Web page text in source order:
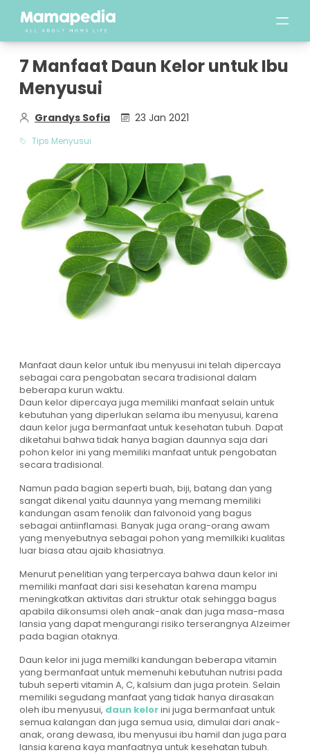
7 Manfaat Daun Kelor untuk Ibu
Menyusui
Grandys Sofia 23 Jan 2021
Tips Menyusui
Manfaat daun kelor untuk ibu menyusui ini telah dipercaya
sebagai cara pengobatan secara tradisional dalam
beberapa kurun waktu.
Daun kelor dipercaya juga memiliki manfaat selain untuk
kebutuhan yang diperlukan selama ibu menyusui, karena
daun kelor juga bermanfaat untuk kesehatan tubuh. Dapat
diketahui bahwa tidak hanya bagian daunnya saja dari
pohon kelor ini yang memiliki manfaat untuk pengobatan
secara tradisional.
Namun pada bagian seperti buah, biji, batang dan yang
sangat dikenal yaitu daunnya yang memang memiliki
kandungan asam fenolik dan falvonoid yang bagus
sebagai antiinflamasi. Banyak juga orang-orang awam
yang menyebutnya sebagai pohon yang memilkiki kualitas
luar biasa atau ajaib khasiatnya.
Menurut penelitian yang terpercaya bahwa daun kelor ini
memiliki manfaat dari sisi kesehatan karena mampu
meningkatkan aktivitas dari struktur otak sehingga bagus
apabila dikonsumsi oleh anak-anak dan juga masa-masa
lansia yang dapat mengurangi risiko terserangnya Alzeimer
pada bagian otaknya.
Daun kelor ini juga memilki kandungan beberapa vitamin
yang bermanfaat untuk memenuhi kebutuhan nutrisi pada
tubuh seperti vitamin A, C, kalsium dan juga protein. Selain
memiliki segudang manfaat yang tidak hanya dirasakan
oleh ibu menyusui, daun kelorini juga bermanfaat untuk
semua kalangan dan juga semua usia, dimulai dari anak-
anak, orang dewasa, ibu menyusui ibu hamil dan juga para
lansia karena kaya manfaatnya untuk kesehatan tubuh.